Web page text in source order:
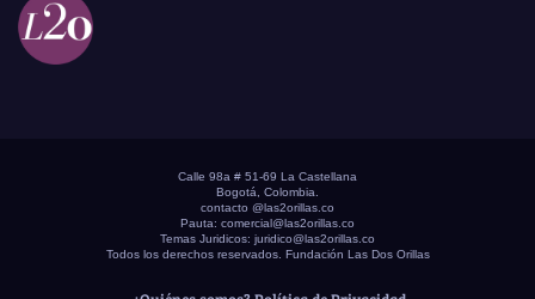
Calle 98a # 51-69 La Castellana
Bogotá, Colombia.
contacto @las2orillas.co
Pauta: comercial@las2orillas.co
Temas Juridicos: juridico@las2orillas.co
Todos los derechos reservados. Fundación Las Dos Orillas